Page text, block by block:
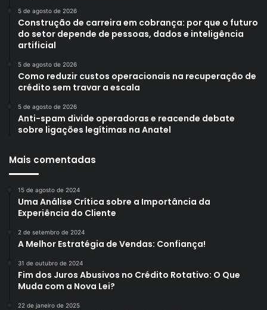
5 de agosto de 2026
Construção de carreira em cobrança: por que o futuro
do setor depende de pessoas, dados e inteligência
artificial
5 de agosto de 2026
Como reduzir custos operacionais na recuperação de
crédito sem travar a escala
5 de agosto de 2026
Anti-spam divide operadoras e reacende debate
sobre ligações legítimas na Anatel
Mais comentadas
15 de agosto de 2024
Uma Análise Crítica sobre a Importância da
Experiência do Cliente
2 de setembro de 2024
A Melhor Estratégia de Vendas: Confiança!
31 de outubro de 2024
Fim dos Juros Abusivos no Crédito Rotativo: O Que
Muda com a Nova Lei?
22 de janeiro de 2025